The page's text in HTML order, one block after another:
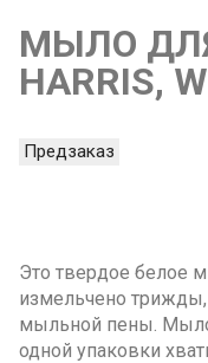
МЫЛО
HARRIS,
Предзаказ
Это твердое белое
измельчено трижды,
мыльной пены.
одной упаковки